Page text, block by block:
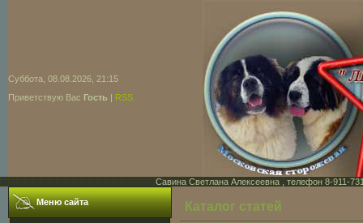
Суббота, 08.08.2026, 21:15
Приветствую Вас Гость | RSS
Савина Светлана Алексеевна , телефон 8-911-
Меню сайта Каталог статей